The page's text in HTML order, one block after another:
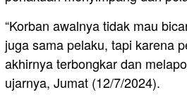
“Korban awalnya tidak mau
juga sama pelaku, tapi karena
akhirnya terbongkar dan
ujarnya, Jumat (12/7/2024).